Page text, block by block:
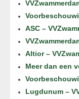
ASC –
Altior –
Meer dan een
Lugdunum –